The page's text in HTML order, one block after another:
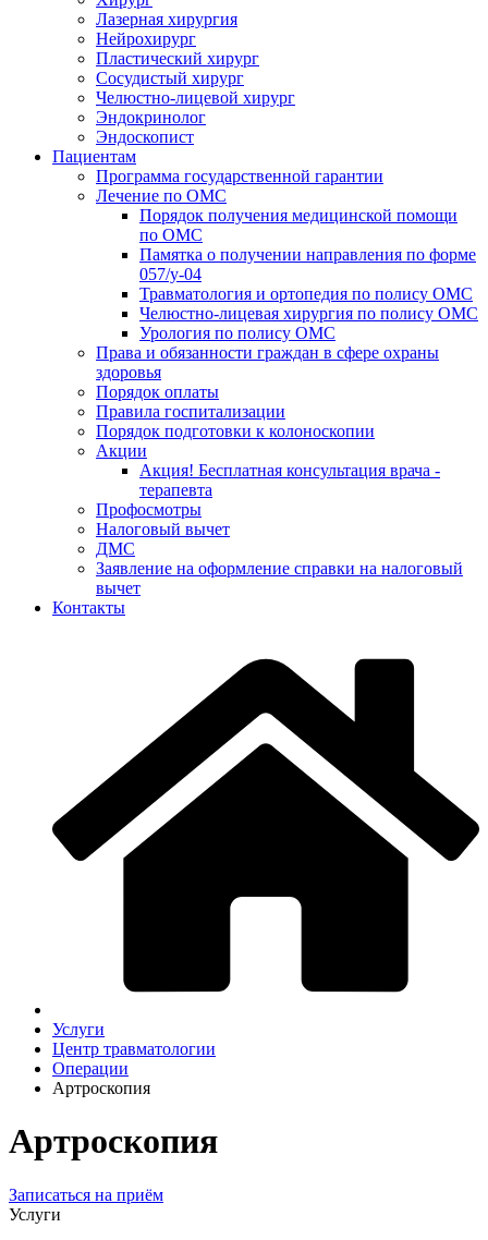
Лазерная хирургия
Нейрохирург
Пластический хирург
Сосудистый хирург
Челюстно-лицевой хирург
Эндокринолог
Эндоскопист
Пациентам
Программа государственной гарантии
Лечение по ОМС
Порядок получения медицинской помощи
по ОМС
Памятка о получении направления по форме
057/у-04
Травматология и ортопедия по полису ОМС
Челюстно-лицевая хирургия по полису ОМС
Урология по полису ОМС
Права и обязанности граждан в сфере охраны
здоровья
Порядок оплаты
Правила госпитализации
Порядок подготовки к колоноскопии
Акции
Акция! Бесплатная консультация врача -
терапевта
Профосмотры
Налоговый вычет
ДМС
Заявление на оформление справки на налоговый
вычет
Контакты
Услуги
Центр травматологии
Операции
Артроскопия
Артроскопия
Записаться на приём
Услуги